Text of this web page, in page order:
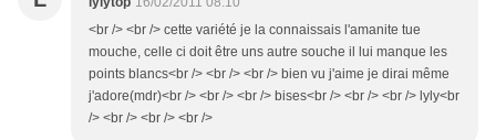
<br /> <br /> cette variété je la connaissais l'amanite tue
mouche, celle ci doit être uns autre souche il lui manque les
points blancs<br /> <br /> <br /> bien vu j'aime je dirai même
j'adore(mdr)<br /> <br /> <br /> bises<br /> <br /> <br /> lyly<br
/> <br /> <br /> <br />